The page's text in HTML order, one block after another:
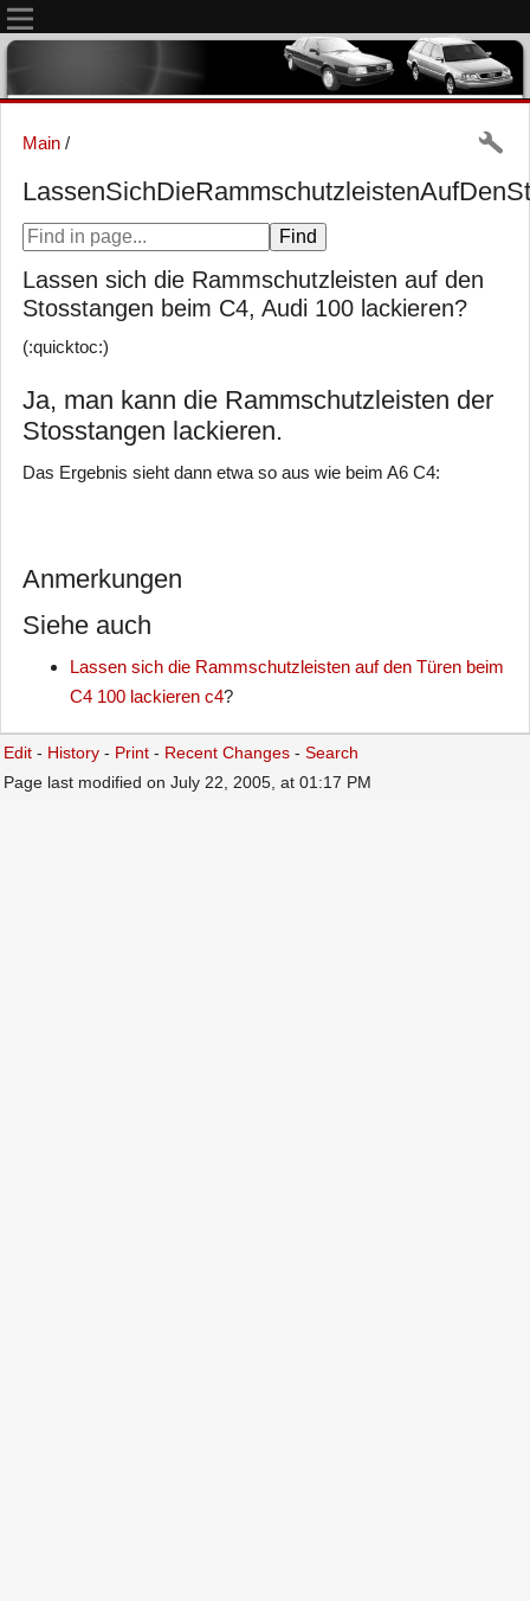
Main /
Lassen sich die Rammschutzleisten auf den
Stosstangen beim C4, Audi 100 lackieren?
(:quicktoc:)
Ja, man kann die Rammschutzleisten der
Stosstangen lackieren.
Das Ergebnis sieht dann etwa so aus wie beim A6 C4:
Anmerkungen
Siehe auch
Lassen sich die Rammschutzleisten auf den Türen beim
C4 100 lackieren c4?
Edit - History - Print - Recent Changes - Search
Page last modified on July 22, 2005, at 01:17 PM